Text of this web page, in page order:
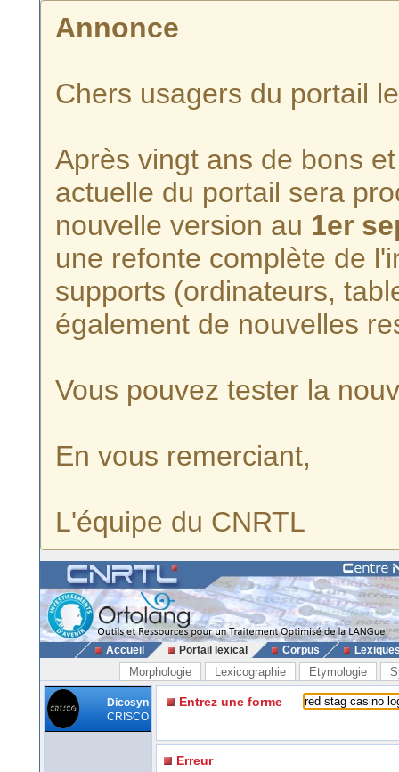
Annonce
Chers usagers du portail
Après vingt ans de bons
actuelle du portail sera
nouvelle version au 1er
une refonte complète de
supports (ordinateurs,
également de nouvelles
Vous pouvez tester la
En vous remerciant,
L'équipe du CNRTL
Accueil Portail lexical Corpus
Morphologie Lexicographie Etymologie
Dicosyn
CRISCO
Entrez une forme
Erreur